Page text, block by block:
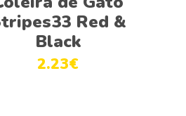
Red &
Black
2.23€